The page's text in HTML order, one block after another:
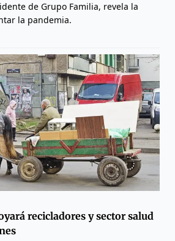
de Grupo Familia, revela la
la pandemia.
recicladores y sector salud